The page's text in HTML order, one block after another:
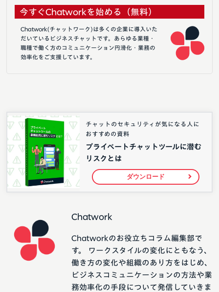
今すぐChatworkを始める（無料）
Chatwork(チャットワーク)は多くの企業に導入いた
だいているビジネスチャットです。あらゆる業種・
職種で働く方のコミュニケーション円滑化・業務の
効率化をご支援しています。
チャットのセキュリティが気になる人に
おすすめの資料
プライベートチャットツールに潜む
リスクとは
ダウンロード
Chatwork
Chatworkのお役立ちコラム編集部で
す。 ワークスタイルの変化にともなう、
働き方の変化や組織のあり方をはじめ、
ビジネスコミュニケーションの方法や業
務効率化の手段について発信していきま